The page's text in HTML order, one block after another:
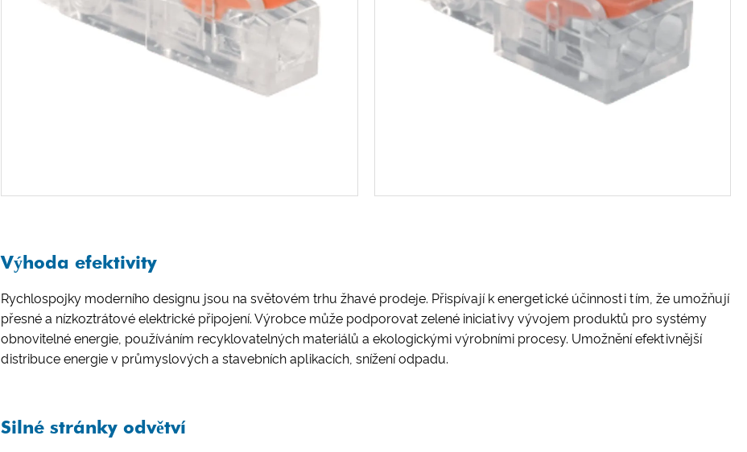
Výhoda efektivity
Rychlospojky moderního designu jsou na světovém trhu žhavé prodeje. Přispívají k energetické účinnosti tím, že umožňují
přesné a nízkoztrátové elektrické připojení. Výrobce může podporovat zelené iniciativy vývojem produktů pro systémy
obnovitelné energie, používáním recyklovatelných materiálů a ekologickými výrobními procesy. Umožnění efektivnější
distribuce energie v průmyslových a stavebních aplikacích, snížení odpadu.
Silné stránky odvětví